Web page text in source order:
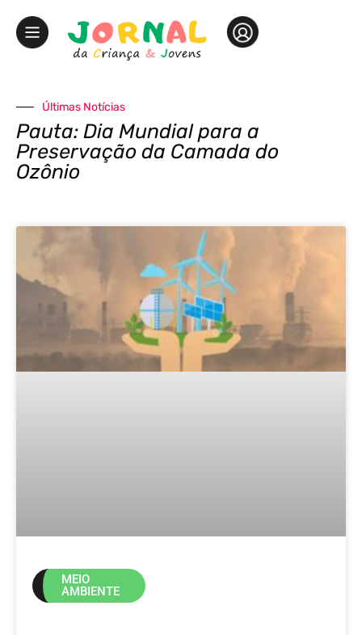
Últimas Notícias
Pauta: Dia Mundial para a
Preservação da Camada do
Ozônio
MEIO
AMBIENTE